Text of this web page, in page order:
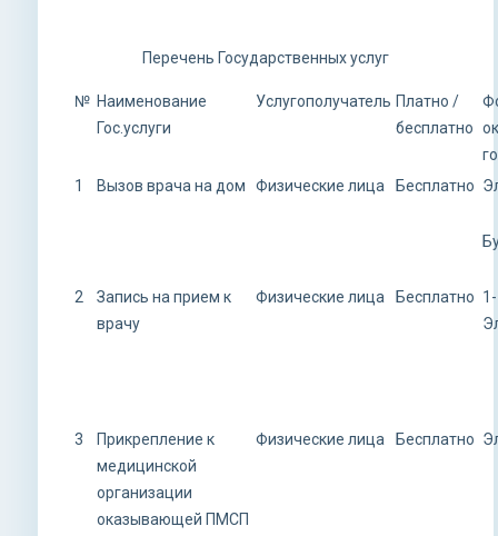
Перечень Государственных услуг
№ Наименование
Гос.услуги
Услугополучатель Платно /
бесплатно
1
Вызов врача на дом Физические лица Бесплатно
2
Запись на прием к
врачу
Физические лица Бесплатно 1-
3
Прикрепление к
медицинской
организации
оказывающей ПМСП
Физические лица Бесплатно